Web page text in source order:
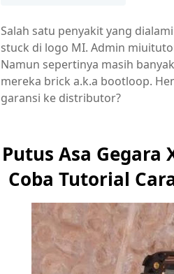
Salah satu penyakit yang
stuck di logo MI. Admin
Namun sepertinya masih
mereka brick a.k.a bootloop.
garansi ke distributor?
Putus Asa Gegara
Coba Tutorial